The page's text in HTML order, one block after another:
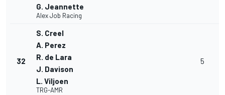
G. Jeannette
Alex Job Racing
32
S. Creel
A. Perez
R. de Lara
J. Davison
L. Viljoen
TRG-AMR
5